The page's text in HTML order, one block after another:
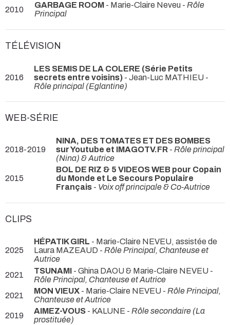
2010
GARBAGE ROOM - Marie-Claire Neveu - Rôle
Principal
TÉLÉVISION
2016
LES SEMIS DE LA COLERE (Série Petits
secrets entre voisins) - Jean-Luc MATHIEU -
Rôle principal (Eglantine)
WEB-SÉRIE
2018-2019
NINA, DES TOMATES ET DES BOMBES
sur Youtube et IMAGOTV.FR - Rôle principal
(Nina) & Autrice
2015
BOL DE RIZ & 5 VIDEOS WEB pour Copain
du Monde et Le Secours Populaire
Français - Voix off principale & Co-Autrice
CLIPS
2025
HÉPATIK GIRL - Marie-Claire NEVEU, assistée de
Laura MAZEAUD - Rôle Principal, Chanteuse et
Autrice
2021
TSUNAMI - Ghina DAOU & Marie-Claire NEVEU -
Rôle Principal, Chanteuse et Autrice
2021
MON VIEUX - Marie-Claire NEVEU - Rôle Principal,
Chanteuse et Autrice
2019
AIMEZ-VOUS - KALUNE - Rôle secondaire (La
prostituée)